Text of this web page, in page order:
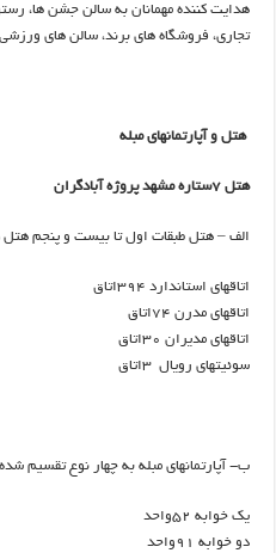
هدایت کننده مهمانان به سالن جشن ها،
تجاری، فروشگاه های برند، سالن های
هتل و آپارتمانهای مبله
هتل ۷ستاره مشهد پروژه آبادگران
الف – هتل طبقات اول تا بیست و پنجم هتل
اتاقهای استاندارد ۳۹۴اتاق
اتاقهای مدرن ۷۴اتاق
اتاقهای مدیران ۳۰اتاق
سوئیتهای رویال ۳اتاق
ب- آپارتمانهای مبله به چهار نوع تقسیم
یک خوابه ۵۲واحد
دو خوابه ۹۱واحد